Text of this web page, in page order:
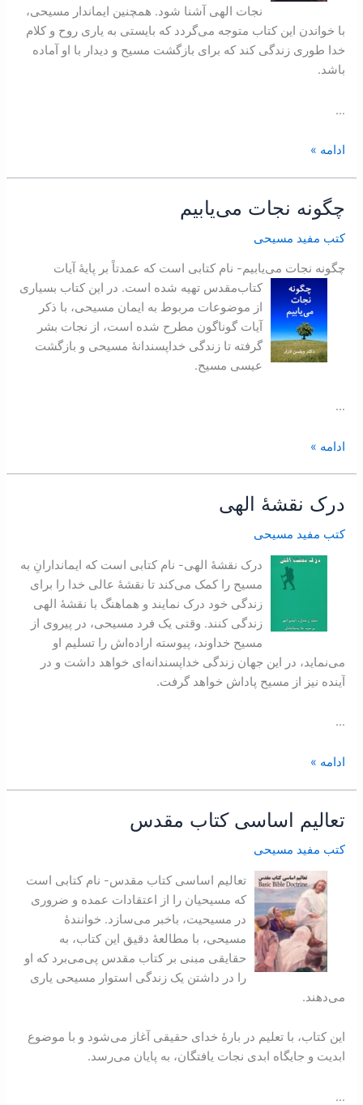
نجات الهی آشنا شود. همچنين ايماندار مسيحی،
با خواندن اين کتاب متوجه می‌گردد که بايستی به ياری روح و کلام
خدا طوری زندگی کند که برای بازگشت مسيح و ديدار با او آماده
باشد.
…
ادامه »
چگونه نجات می‌یابیم
کتب مفید مسیحی
چگونه نجات می‌یابیم- نام کتابی است که عمدتاً بر پایۀ آیات
کتاب‌مقدس تهیه شده است. در این کتاب بسیاری
از موضوعات مربوط به ایمان مسیحی، با ذکر
آیات گوناگون مطرح شده است، از نجات بشر
گرفته تا زندگی خداپسندانۀ مسیحی و بازگشت
عیسی مسیح.
…
چگونه
می‌یابیم
ادامه »
درک نقشۀ الهی
کتب مفید مسیحی
درک نقشۀ الهی- نام کتابی است که ايماندارانِ به
مسيح را کمک می‌کند تا نقشۀ عالی خدا را برای
زندگی خود درک نمايند و هماهنگ با نقشۀ الهی
زندگی کنند. وقتی يک فرد مسيحی، در پيروی از
مسيح خداوند، پيوسته اراده‌اش را تسليم او
می‌نمايد، در اين جهان زندگی خداپسندانه‌ای خواهد داشت و در
آينده نيز از مسيح پاداش خواهد گرفت.
…
درک
نقشۀ
الهی
ادامه »
تعاليم اساسی کتاب مقدس
کتب مفید مسیحی
تعاليم اساسی کتاب مقدس- نام کتابی است
که مسيحيان را از اعتقادات عمده و ضروری
در مسيحيت، باخبر می‌سازد. خوانندۀ
مسيحی، با مطالعۀ دقيق اين کتاب، به
حقايقی مبنی بر کتاب مقدس پی‌می‌برد که او
را در داشتن يک زندگی استوار مسيحی ياری
می‌دهند.
اين کتاب، با تعليم در بارۀ خدای حقيقی آغاز می‌شود و با موضوع
ابديت و جايگاه ابدی نجات يافتگان، به پايان می‌رسد.
…
تعاليم
کتاب
مقدس